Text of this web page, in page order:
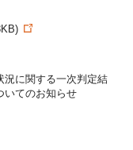
況に関する一次判定結
いてのお知らせ